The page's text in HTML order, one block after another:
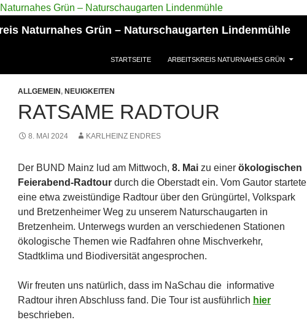
Naturnahes Grün – Naturschaugarten Lindenmühle
STARTSEITE ARBEITSKREIS NATURNAHES GRÜN
ALLGEMEIN, NEUIGKEITEN
RATSAME RADTOUR
8. MAI 2024 KARLHEINZ ENDRES
Der BUND Mainz lud am Mittwoch, 8. Maizu einer ökologischen
Feierabend-Radtourdurch die Oberstadt ein. Vom Gautor startete
eine etwa zweistündige Radtour über den Grüngürtel, Volkspark
und Bretzenheimer Weg zu unserem Naturschaugarten in
Bretzenheim. Unterwegs wurden an verschiedenen Stationen
ökologische Themen wie Radfahren ohne Mischverkehr,
Stadtklima und Biodiversität angesprochen.
Wir freuten uns natürlich, dass im NaSchau die informative
Radtour ihren Abschluss fand. Die Tour ist ausführlich hier
beschrieben.